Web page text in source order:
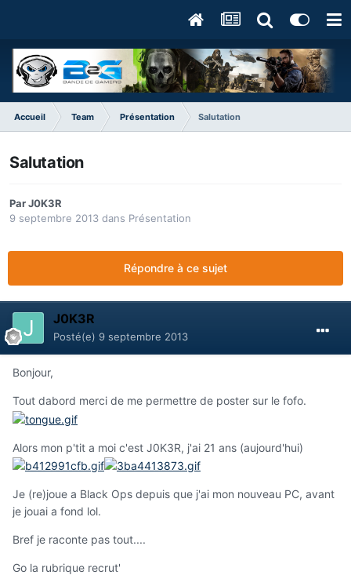
Accueil Team Présentation Salutation
Salutation
ParJ0K3R
9 septembre 2013 dans Présentation
Répondre à ce sujet
J0K3R
Posté(e) 9 septembre 2013
Bonjour,
Tout dabord merci de me permettre de poster sur le fofo.
Alors mon p'tit a moi c'est J0K3R, j'ai 21 ans (aujourd'hui)
Je (re)joue a Black Ops depuis que j'ai mon nouveau PC, avant
je jouai a fond lol.
Bref je raconte pas tout....
Go la rubrique recrut'